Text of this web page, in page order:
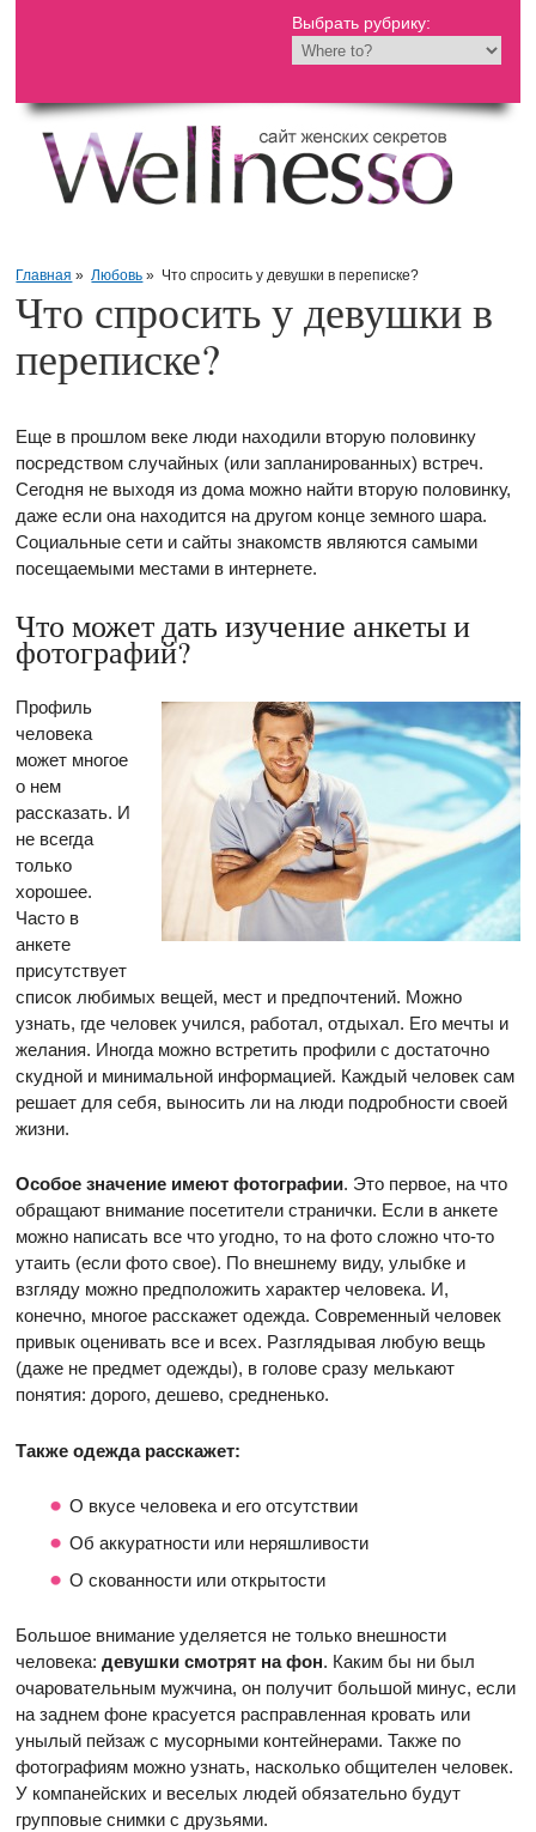
Выбрать рубрику:
Главная » Любовь » Что спросить у девушки в переписке?
Что спросить у девушки в
переписке?
Еще в прошлом веке люди находили вторую половинку
посредством случайных (или запланированных) встреч.
Сегодня не выходя из дома можно найти вторую половинку,
даже если она находится на другом конце земного шара.
Социальные сети и сайты знакомств являются самыми
посещаемыми местами в интернете.
Что может дать изучение анкеты и
фотографий?
Профиль
человека
может многое
о нем
рассказать. И
не всегда
только
хорошее.
Часто в
анкете
присутствует
список любимых вещей, мест и предпочтений. Можно
узнать, где человек учился, работал, отдыхал. Его мечты и
желания. Иногда можно встретить профили с достаточно
скудной и минимальной информацией. Каждый человек сам
решает для себя, выносить ли на люди подробности своей
жизни.
Особое значение имеют фотографии. Это первое, на что
обращают внимание посетители странички. Если в анкете
можно написать все что угодно, то на фото сложно что-то
утаить (если фото свое). По внешнему виду, улыбке и
взгляду можно предположить характер человека. И,
конечно, многое расскажет одежда. Современный человек
привык оценивать все и всех. Разглядывая любую вещь
(даже не предмет одежды), в голове сразу мелькают
понятия: дорого, дешево, средненько.
Также одежда расскажет:
О вкусе человека и его отсутствии
Об аккуратности или неряшливости
О скованности или открытости
Большое внимание уделяется не только внешности
человека:девушки смотрят на фон. Каким бы ни был
очаровательным мужчина, он получит большой минус, если
на заднем фоне красуется расправленная кровать или
унылый пейзаж с мусорными контейнерами. Также по
фотографиям можно узнать, насколько общителен человек.
У компанейских и веселых людей обязательно будут
групповые снимки с друзьями.